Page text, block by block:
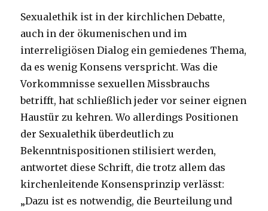
Sexualethik ist in der kirchlichen Debatte,
auch in der ökumenischen und im
interreligiösen Dialog ein gemiedenes Thema,
da es wenig Konsens verspricht. Was die
Vorkommnisse sexuellen Missbrauchs
betrifft, hat schließlich jeder vor seiner eignen
Haustür zu kehren. Wo allerdings Positionen
der Sexualethik überdeutlich zu
Bekenntnispositionen stilisiert werden,
antwortet diese Schrift, die trotz allem das
kirchenleitende Konsensprinzip verlässt:
„Dazu ist es notwendig, die Beurteilung und